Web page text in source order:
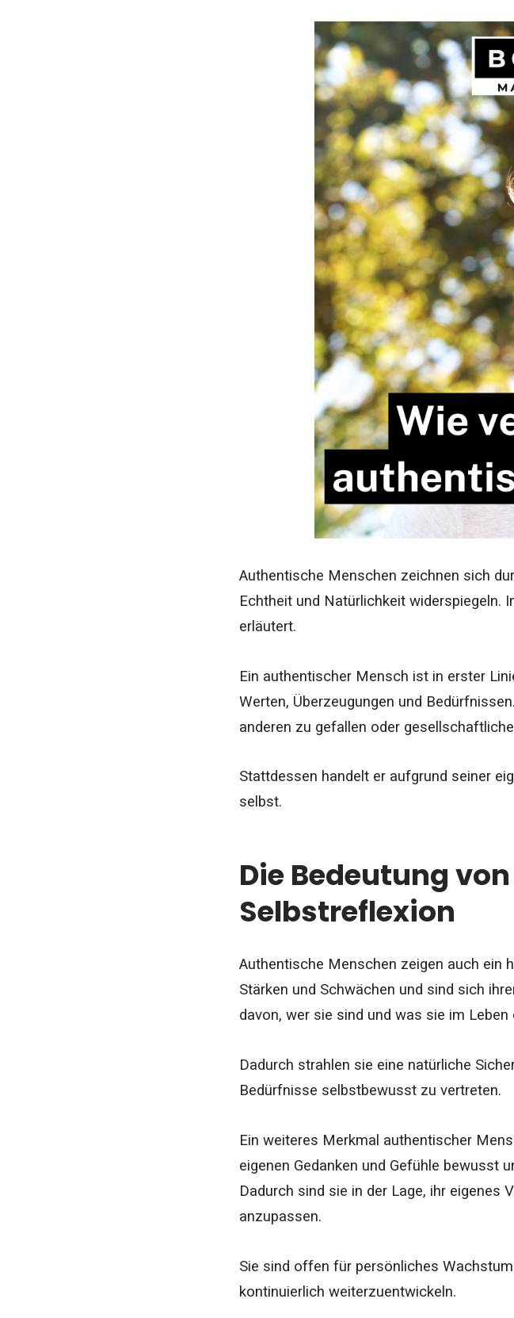
Authentische Menschen zeichnen sich
Echtheit und Natürlichkeit widerspiegeln.
erläutert.
Ein authentischer Mensch ist in erster
Werten, Überzeugungen und
anderen zu gefallen oder
Stattdessen handelt er aufgrund seiner
selbst.
Die Bedeutung
Selbstreflexion
Authentische Menschen zeigen auch ein
Stärken und Schwächen und sind sich
davon, wer sie sind und was sie im Leben
Dadurch strahlen sie eine natürliche
Bedürfnisse selbstbewusst zu vertreten.
Ein weiteres Merkmal authentischer
eigenen Gedanken und Gefühle bewusst
Dadurch sind sie in der Lage, ihr eigenes
anzupassen.
Sie sind offen für persönliches
kontinuierlich weiterzuentwickeln.